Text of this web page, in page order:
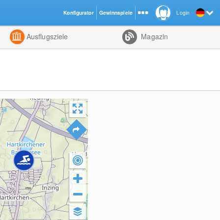
Kombiniert
Ausflugsziele Magazin
Login
Konfigurator Gewinnspiele